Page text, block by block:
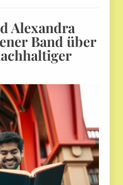
Alexandra
Band über